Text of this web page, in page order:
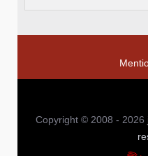
Copyright © 2008 - 2026